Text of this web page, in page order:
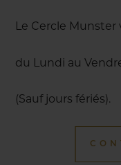
Le Cercle Munster
du Lundi au
(Sauf jours fériés).